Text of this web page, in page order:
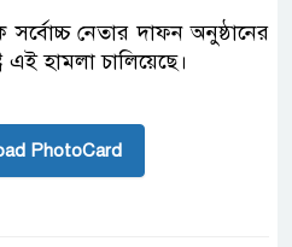
সর্বোচ্চ নেতার দাফন অনুষ্ঠানের
এই হামলা চালিয়েছে।
PhotoCard